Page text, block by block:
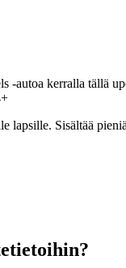
-autoa kerralla tällä
Sisältää